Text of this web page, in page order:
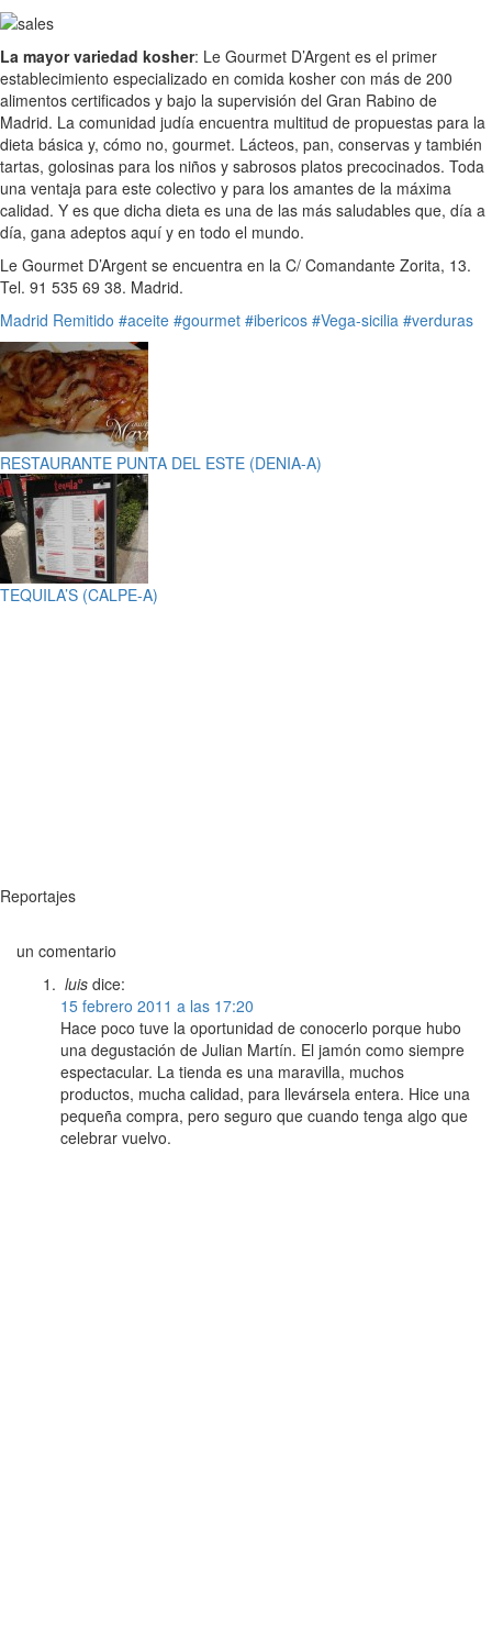
La mayor variedad kosher: Le Gourmet D’Argent es el primer
establecimiento especializado en comida kosher con más de 200
alimentos certificados y bajo la supervisión del Gran Rabino de
Madrid. La comunidad judía encuentra multitud de propuestas para la
dieta básica y, cómo no, gourmet. Lácteos, pan, conservas y también
tartas, golosinas para los niños y sabrosos platos precocinados. Toda
una ventaja para este colectivo y para los amantes de la máxima
calidad. Y es que dicha dieta es una de las más saludables que, día a
día, gana adeptos aquí y en todo el mundo.
Le Gourmet D’Argent se encuentra en la C/ Comandante Zorita, 13.
Tel. 91 535 69 38. Madrid.
Madrid Remitido #aceite #gourmet #ibericos #Vega-sicilia #verduras
RESTAURANTE PUNTA DEL ESTE (DENIA-A)
TEQUILA’S (CALPE-A)
Reportajes
un comentario
luis dice:
15 febrero 2011 a las 17:20
Hace poco tuve la oportunidad de conocerlo porque hubo
una degustación de Julian Martín. El jamón como siempre
espectacular. La tienda es una maravilla, muchos
productos, mucha calidad, para llevársela entera. Hice una
pequeña compra, pero seguro que cuando tenga algo que
celebrar vuelvo.